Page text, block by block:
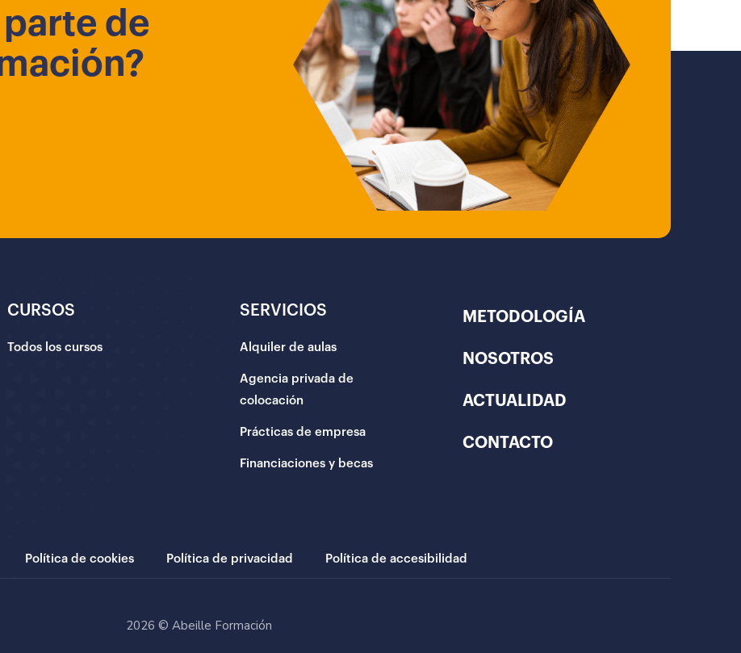
parte de
CURSOS
Todos los cursos
SERVICIOS
Alquiler de aulas
Agencia privada de
colocación
Prácticas de empresa
Financiaciones y becas
METODOLOGÍA
NOSOTROS
ACTUALIDAD
CONTACTO
Política de cookies Política de privacidad Política de accesibilidad
2026 © Abeille Formación